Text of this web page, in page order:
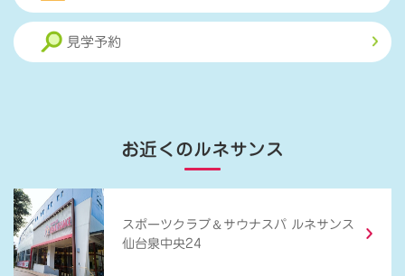
見学予約
お近くのルネサンス
スポーツクラブ ＆ サウナスパ ルネサンス
仙台泉中央24